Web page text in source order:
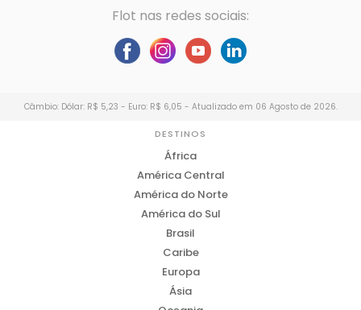
Flot nas redes sociais:
Câmbio: Dólar: R$ 5,23 - Euro: R$ 6,05 - Atualizado em 06 Agosto de 2026.
DESTINOS
África
América Central
América do Norte
América do Sul
Brasil
Caribe
Europa
Ásia